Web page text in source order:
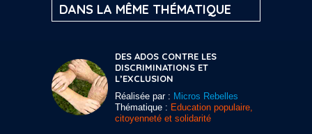
DANS LA MÊME THÉMATIQUE
DES ADOS CONTRE LES
DISCRIMINATIONS ET
L’EXCLUSION
Réalisée par : Micros Rebelles
Thématique : Education populaire,
citoyenneté et solidarité